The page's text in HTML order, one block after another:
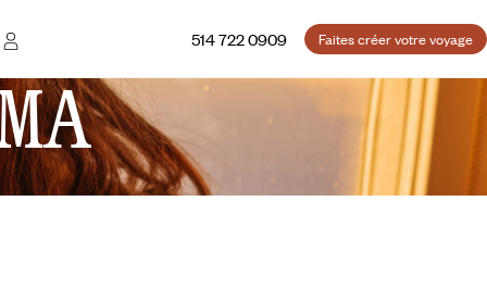
514 722 0909 Faites créer votre voyage